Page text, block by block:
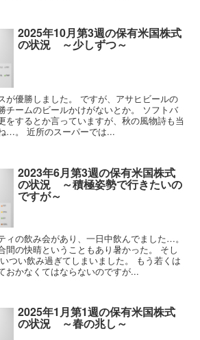
2025年10月第3週の保有米国株式
の状況 ～少しずつ～
が優勝しました。 ですが、アサヒビールの
チームのビールかけがないとか。 ソフトバ
をするとか言っていますが、秋の風物詩も当
…。 近所のスーパーでは...
2023年6月第3週の保有米国株式
の状況 ～積極姿勢で行きたいの
ですが～
ィの飲み会があり、一日中飲んでました…。
間の快晴ということもあり暑かった。 そし
つい飲み過ぎてしまいました。 もう若くは
おかなくてはならないのですが...
2025年1月第1週の保有米国株式
の状況 ～春の兆し～